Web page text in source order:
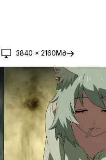
3840 ×2160Mở